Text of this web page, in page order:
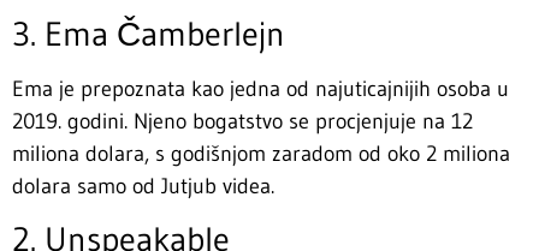
3. Ema Čamberlejn
Ema je prepoznata kao jedna od najuticajnijih osoba u
2019. godini. Njeno bogatstvo se procjenjuje na 12
miliona dolara, s godišnjom zaradom od oko 2 miliona
dolara samo od Jutjub videa.
2. Unspeakable